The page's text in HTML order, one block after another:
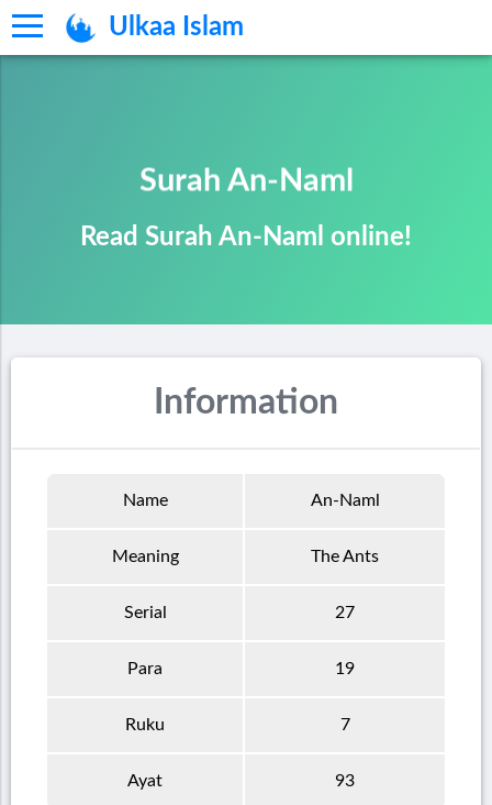
Ulkaa Islam
Surah An-Naml
Read Surah An-Naml online!
Information
Name An-Naml
Meaning The Ants
Serial 27
Para 19
Ruku 7
Ayat 93